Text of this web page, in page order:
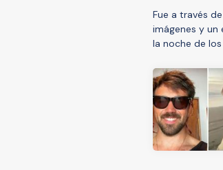
Fue a través
imágenes y
la noche de